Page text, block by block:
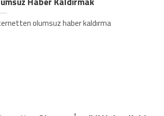
olumsuz haber kaldırma